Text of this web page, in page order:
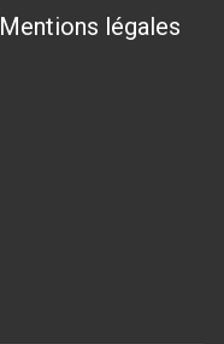
Mentions légales